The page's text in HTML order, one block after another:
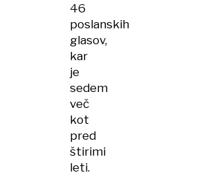
46
poslanskih
glasov,
kar
je
sedem
več
kot
pred
štirimi
leti.